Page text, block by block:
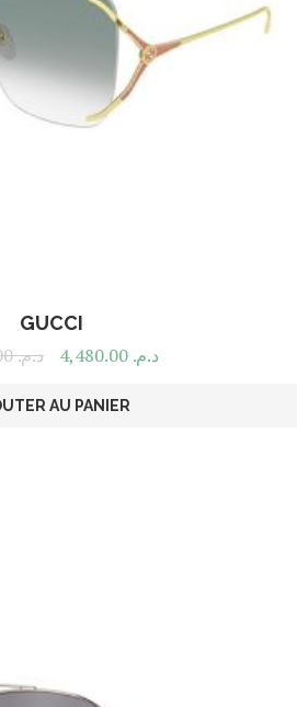
GUCCI
د.م.5,600.00 د.م.
AU PANIER